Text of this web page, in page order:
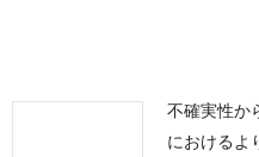
不確実性か
におけるよ